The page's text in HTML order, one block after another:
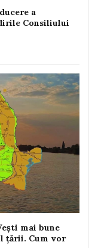
a
Consiliului
mai bune
țării. Cum vor